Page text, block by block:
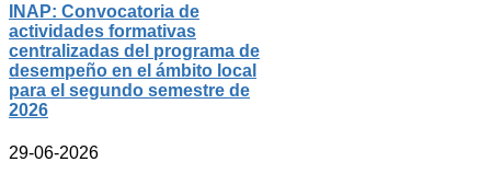
INAP: Convocatoria de
actividades formativas
centralizadas del programa de
desempeño en el ámbito local
para el segundo semestre de
2026
29-06-2026